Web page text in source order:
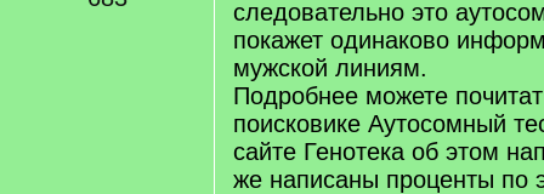
следовательно это
покажет одинаково
мужской линиям.
Подробнее можете
поисковике Аутосомный
сайте Генотека об этом
же написаны проценты по